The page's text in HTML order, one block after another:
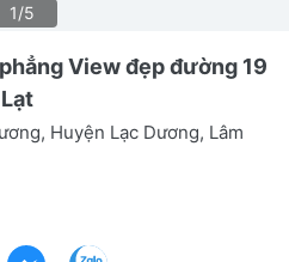
1/5
View đẹp đường 19
Huyện Lạc Dương, Lâm